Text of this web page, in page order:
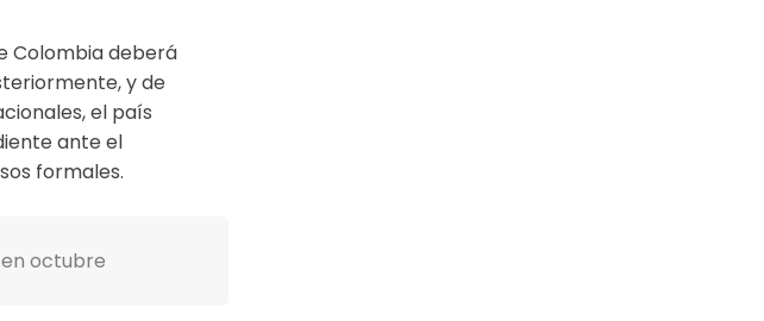
Colombia deberá
y de
el país
ante el
formales.
octubre